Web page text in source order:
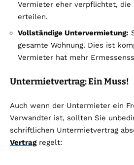
Vermieter eher verpflichtet, die
erteilen.
Vollständige Untervermietung:
gesamte Wohnung. Dies ist
Vermieter hat mehr
Untermietvertrag: Ein Muss!
Auch wenn der Untermieter ein
Verwandter ist, sollten Sie
schriftlichen Untermietvertrag
Vertragregelt: